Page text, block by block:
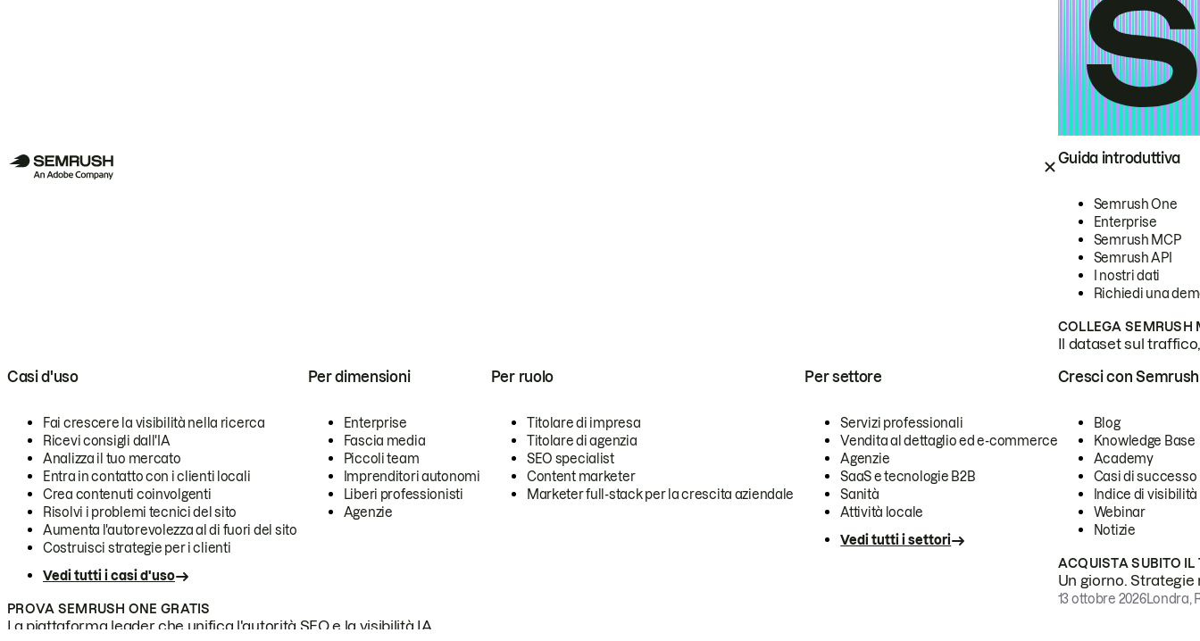
Guida introduttiva
Semrush One
Enterprise
Semrush MCP
Semrush API
I nostri dati
Richiedi una
COLLEGA SEMRUSH
Il dataset sul
Casi d'uso
Fai crescere la visibilità nella ricerca
Ricevi consigli dall'IA
Analizza il tuo mercato
Entra in contatto con i clienti locali
Crea contenuti coinvolgenti
Risolvi i problemi tecnici del sito
Aumenta l'autorevolezza al di fuori del sito
Costruisci strategie per i clienti
Vedi tutti i casi d'uso
Per dimensioni
Enterprise
Fascia media
Piccoli team
Imprenditori autonomi
Liberi professionisti
Agenzie
Per ruolo
Titolare di impresa
Titolare di agenzia
SEO specialist
Content marketer
Marketer full-stack per la crescita aziendale
Per settore
Servizi professionali
Vendita al dettaglio ed e-commerce
Agenzie
SaaS e tecnologie B2B
Sanità
Attività locale
Vedi tutti i settori
PROVA SEMRUSH ONE GRATIS
La piattaforma leader che unifica l'autorità SEO e la visibilità IA.
Cresci con Semrush
Blog
Knowledge Base
Academy
Casi di successo
Indice di visibilità
Webinar
Notizie
ACQUISTA SUBITO IL
Un giorno.
13 ottobre 2026Londra,